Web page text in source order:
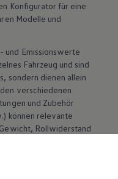
Konfigurator für eine
Modelle und
und Emissionswerte
Fahrzeug und sind
sondern dienen allein
verschiedenen
und Zubehör
können relevante
Gewicht, Rollwiderstand